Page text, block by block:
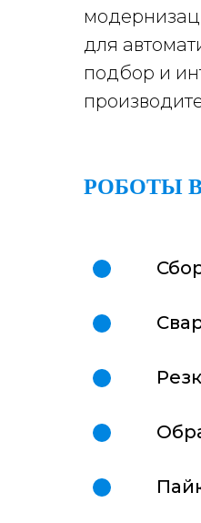
для
подбор и
РОБОТЫ